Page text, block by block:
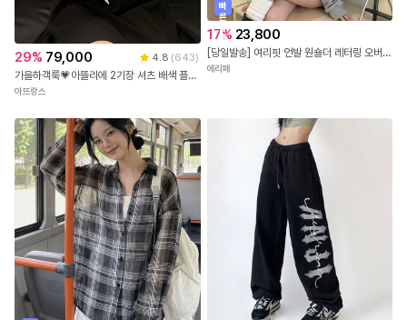
29% 79,000 4.8 (643)
가을하객룩💗아뜰리에 2기장 셔츠 배색 플레어라인 원피스 하객룩,소개팅룩,자체제작,하객룩
아뜨랑스
빠
른
출
발
17% 23,800
[당일발송] 여리핏 언발 원숄더 레터링 오버핏 맨투맨 (2COLOR)
에리페